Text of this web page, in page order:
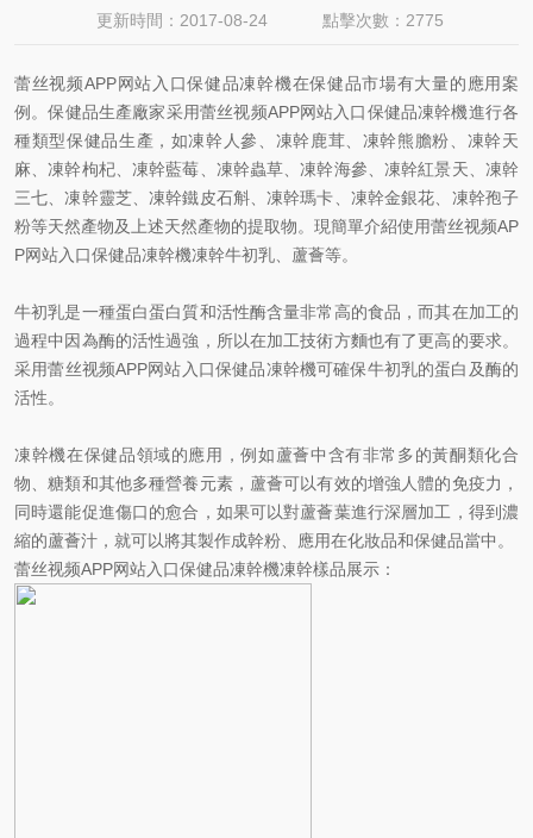
更新時間：2017-08-24 點擊次數：2775
蕾丝视频APP网站入口保健品凍幹機在保健品市場有大量的應用案
例。保健品生產廠家采用蕾丝视频APP网站入口保健品凍幹機進行各
種類型保健品生產，如凍幹人參、凍幹鹿茸、凍幹熊膽粉、凍幹天
麻、凍幹枸杞、凍幹藍莓、凍幹蟲草、凍幹海參、凍幹紅景天、凍幹
三七、凍幹靈芝、凍幹鐵皮石斛、凍幹瑪卡、凍幹金銀花、凍幹孢子
粉等天然產物及上述天然產物的提取物。現簡單介紹使用蕾丝视频AP
P网站入口保健品凍幹機凍幹牛初乳、蘆薈等。
牛初乳是一種蛋白蛋白質和活性酶含量非常高的食品，而其在加工的
過程中因為酶的活性過強，所以在加工技術方麵也有了更高的要求。
采用蕾丝视频APP网站入口保健品凍幹機可確保牛初乳的蛋白及酶的
活性。
凍幹機在保健品領域的應用，例如蘆薈中含有非常多的黃酮類化合
物、糖類和其他多種營養元素，蘆薈可以有效的增強人體的免疫力，
同時還能促進傷口的愈合，如果可以對蘆薈葉進行深層加工，得到濃
縮的蘆薈汁，就可以將其製作成幹粉、應用在化妝品和保健品當中。
蕾丝视频APP网站入口保健品凍幹機凍幹樣品展示：